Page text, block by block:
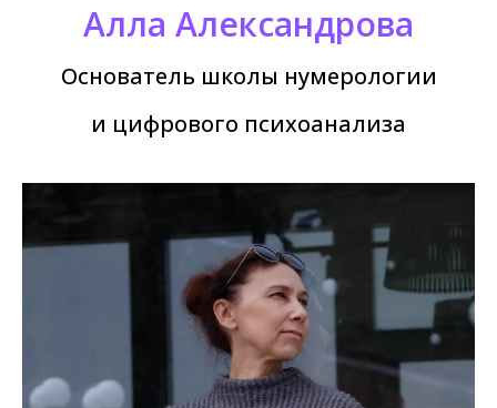
Алла Александрова
Основатель школы нумерологии
и цифрового психоанализа